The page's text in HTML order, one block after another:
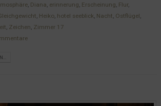
, Diana, erinnerung, Erscheinung, Flur,
, Heiko, hotel seeblick, Nacht, Ostflügel,
, Zeichen, Zimmer 17